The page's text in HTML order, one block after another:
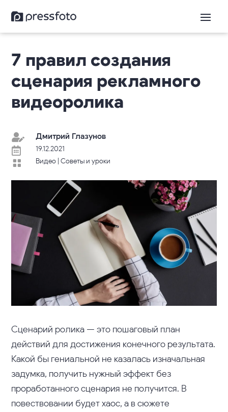
7 правил создания
сценария рекламного
видеоролика
 Дмитрий Глазунов
 19.12.2021
 Видео| Советы и уроки
Сценарий ролика — это пошаговый план
действий для достижения конечного результата.
Какой бы гениальной не казалась изначальная
задумка, получить нужный эффект без
проработанного сценария не получится. В
повествовании будет хаос, а в сюжете